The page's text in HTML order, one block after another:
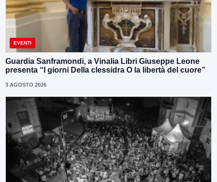
EVENTI
Guardia Sanframondi, a Vinalia Libri Giuseppe Leone
presenta “I giorni Della clessidra O la libertà del cuore”
3 AGOSTO 2026